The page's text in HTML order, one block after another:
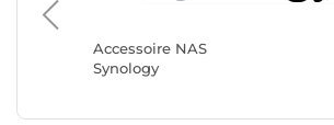
Accessoire NAS
Synology